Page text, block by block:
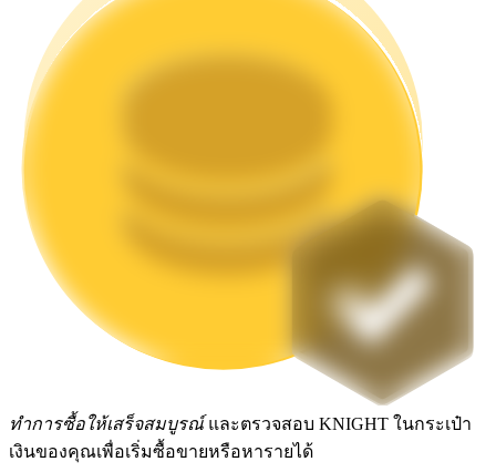
Launchpool
การเซ้งแบบยืดหยุ่นเพื่อรับโทเคนยอดนิยม
การล็อค BTR
การลงทุนพิเศษสำหรับผู้ถือ BTR
ทำการซื้อให้เสร็จสมบูรณ์และตรวจสอบ KNIGHT ในกระเป๋า
เงินของคุณเพื่อเริ่มซื้อขายหรือหารายได้